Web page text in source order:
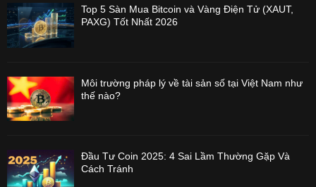
Top 5 Sàn Mua Bitcoin và Vàng Điện Tử (XAUT,
PAXG) Tốt Nhất 2026
Môi trường pháp lý về tài sản số tại Việt Nam như
thế nào?
Đầu Tư Coin 2025: 4 Sai Lầm Thường Gặp Và
Cách Tránh